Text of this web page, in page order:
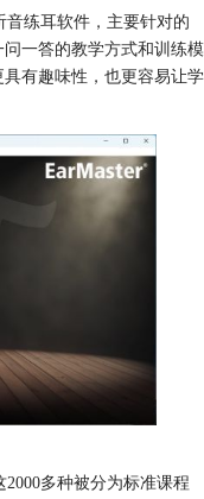
音练耳软件，主要针对的
一答的教学方式和训练模
有趣味性，也更容易让学
2000多种被分为标准课程